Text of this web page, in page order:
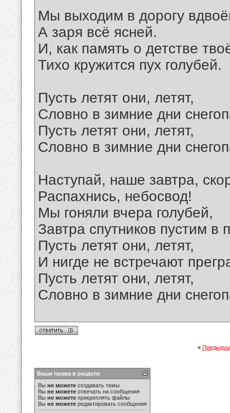
Мы выходим в дорогу
А заря всё ясней.
И, как память о детстве
Тихо кружится пух голубей.
Пусть летят они, летят,
Словно в зимние дни
Пусть летят они, летят,
Словно в зимние дни
Наступай, наше завтра,
Распахнись, небосвод!
Мы гоняли вчера голубей,
Завтра спутников пустим в
Пусть летят они, летят,
И нигде не встречают
Пусть летят они, летят,
Словно в зимние дни
«
Ваши права в разделе
Вы не можете создавать темы
Вы не можете отвечать на сообщения
Вы не можете прикреплять файлы
Вы не можете редактировать сообщения